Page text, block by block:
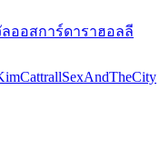
ลออสการ์ดาราฮอลลี
SexAndTheCity